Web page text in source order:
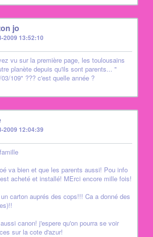
jo
2009 13:52:10
vu sur la première page, les toulousains
planète depuis qu'ils sont parents... "
109" ??? c'est quelle année ?
2009 12:04:39
va bien et que les parents aussi! Pou info
acheté et installé! MErci encore mille fois!
carton auprés des cops!!! Ca a donné des
canon! j'espere qu'on pourra se voir
sur la cote d'azur!